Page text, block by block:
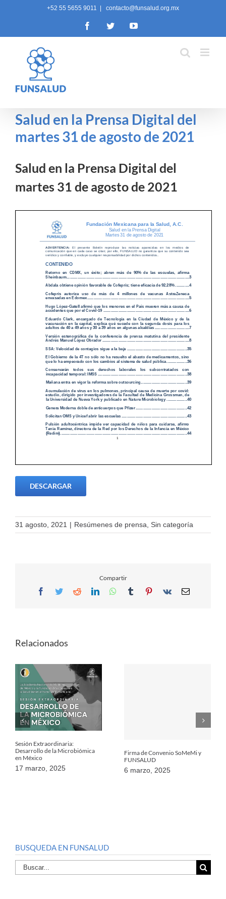
+52 55 5655 9011 contacto@funsalud.org.mx
FacebookTwitterYouTube
Salud en la Prensa Digital del
martes 31 de agosto de 2021
Salud en la Prensa Digital del
martes 31 de agosto de 2021
DESCARGAR
31 agosto, 2021 | Resúmenes de prensa, Sin categoría
Compartir
Facebook
TwitterRedditLinkedInWhatsApp
TumblrPinterest
Vk Email
Relacionados
Sesión Extraordinaria:
Desarrollo de la Microbiómica
en México
17 marzo, 2025
Firma de Convenio SoMeMi y
FUNSALUD
6 marzo, 2025
BUSQUEDA EN FUNSALUD
Buscar
por: